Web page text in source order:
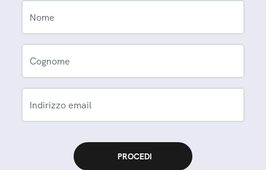
Nome
Cognome
Indirizzo email